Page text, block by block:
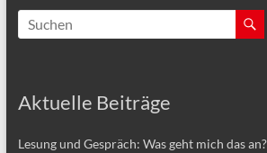
Aktuelle Beiträge
Lesung und Gespräch: Was geht mich das